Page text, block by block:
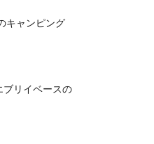
キャンピング
ブリイベースの